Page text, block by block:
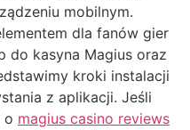
mobilnym.
dla fanów gier
do kasyna Magius oraz
kroki instalacji
z aplikacji. Jeśli
o magius casino reviews